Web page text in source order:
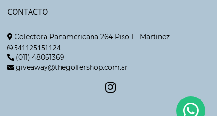
CONTACTO
Colectora Panamericana 264 Piso 1 - Martinez
541125151124
(011) 48061369
giveaway@thegolfershop.com.ar